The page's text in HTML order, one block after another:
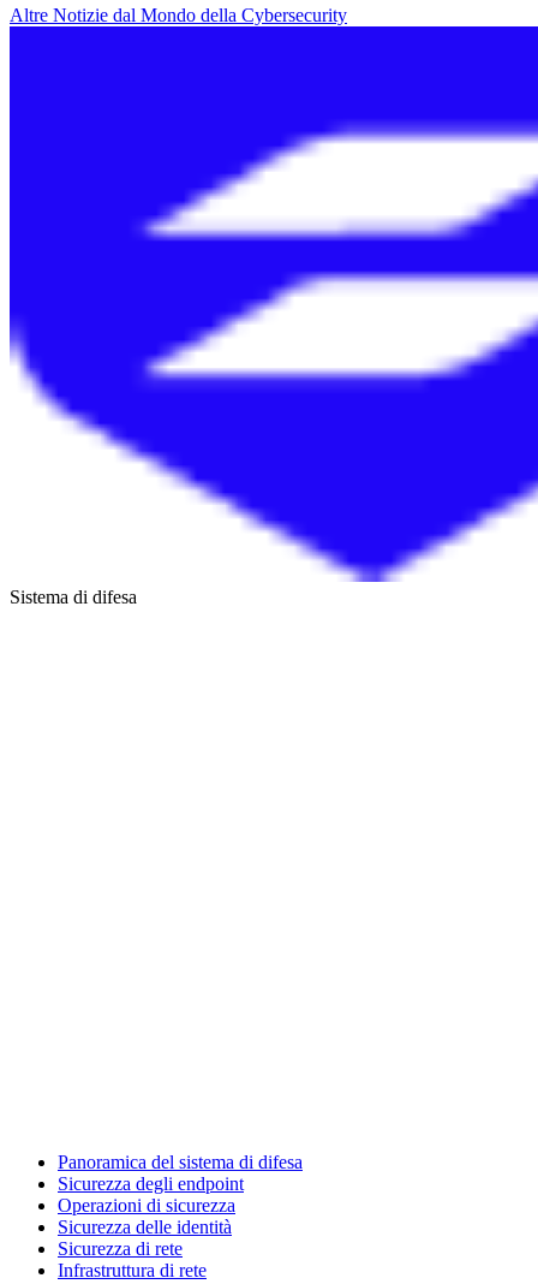
Altre Notizie dal Mondo della Cybersecurity
Sistema di difesa
Panoramica del sistema di difesa
Sicurezza degli endpoint
Operazioni di sicurezza
Sicurezza delle identità
Sicurezza di rete
Infrastruttura di rete